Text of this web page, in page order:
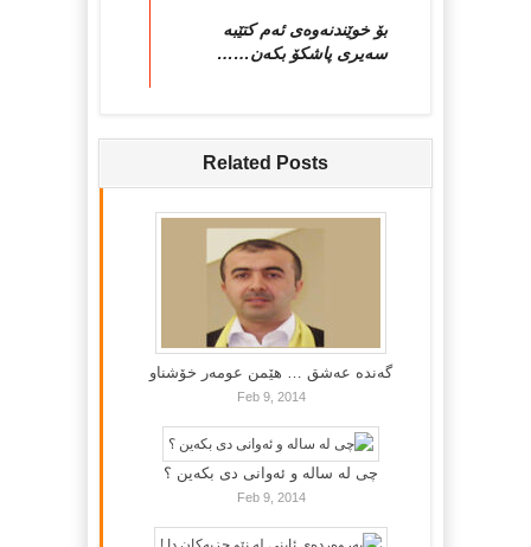
بۆ خوێندنه‌وه‌ی ئه‌م کتێبه‌
سه‌یری پاشکۆ بکه‌ن……
Related Posts
گه‌نده‌ عه‌شق … هێمن عومه‌ر خۆشناو
Feb 9, 2014
چی لە سالە و ئەوانی دی بكەین ؟
Feb 9, 2014